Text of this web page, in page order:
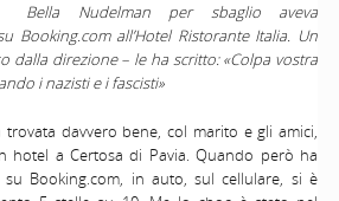
Bella Nudelman per sbaglio aveva
Booking.com all’Hotel Ristorante Italia. Un
dalla direzione – le ha scritto: «Colpa vostra
i nazisti e i fascisti»
trovata davvero bene, col marito e gli amici,
hotel a Certosa di Pavia. Quando però ha
Booking.com, in auto, sul cellulare, si è